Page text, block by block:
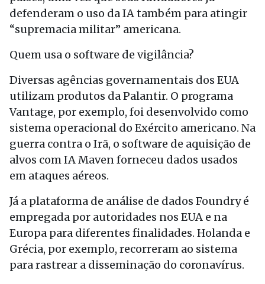
defenderam o uso da IA também para atingir
“supremacia militar” americana.
Quem usa o software de vigilância?
Diversas agências governamentais dos EUA
utilizam produtos da Palantir. O programa
Vantage, por exemplo, foi desenvolvido como
sistema operacional do Exército americano. Na
guerra contra o Irã, o software de aquisição de
alvos com IA Maven forneceu dados usados
em ataques aéreos.
Já a plataforma de análise de dados Foundry é
empregada por autoridades nos EUA e na
Europa para diferentes finalidades. Holanda e
Grécia, por exemplo, recorreram ao sistema
para rastrear a disseminação do coronavírus.